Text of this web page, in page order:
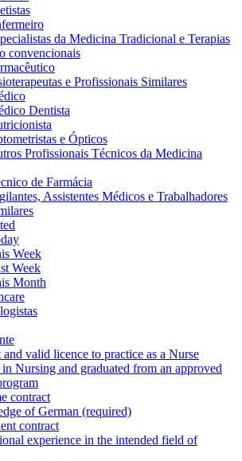
da Medicina Tradicional e Terapias
convencionais
e Profissionais Similares
Dentista
e Ópticos
Profissionais Técnicos da Medicina
de Farmácia
Assistentes Médicos e Trabalhadores
Week
Week
Month
valid licence to practice as a Nurse
Nursing and graduated from an approved
contract
of German (required)
contract
experience in the intended field of